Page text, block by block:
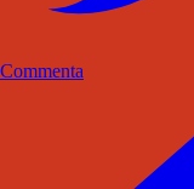
Commenta